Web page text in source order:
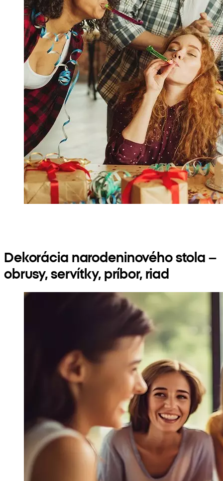
Dekorácia narodeninového stola –
obrusy, servítky, príbor, riad